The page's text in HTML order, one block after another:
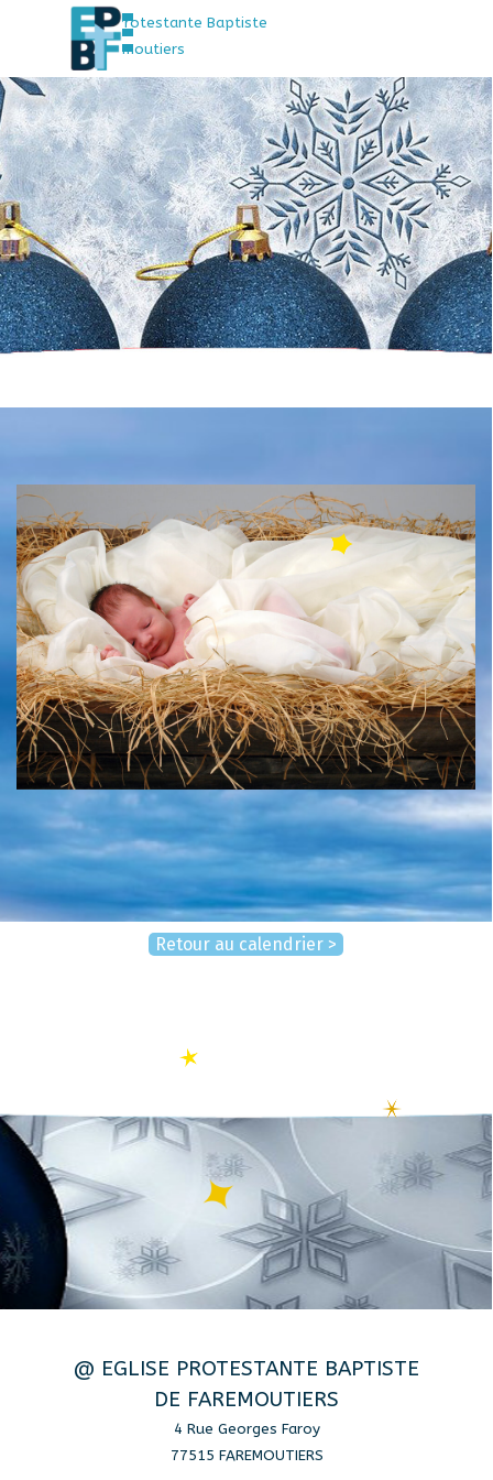
Aller au contenuSauter le menu
Église Protestante Baptiste
de Faremoutiers
Retour au calendrier >
@ EGLISE PROTESTANTE BAPTISTE
DE FAREMOUTIERS
4 Rue Georges Faroy
77515 FAREMOUTIERS